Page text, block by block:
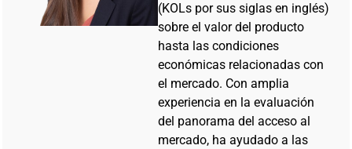
(KOLs por sus siglas en inglés)
sobre el valor del producto
hasta las condiciones
económicas relacionadas con
el mercado. Con amplia
experiencia en la evaluación
del panorama del acceso al
mercado, ha ayudado a las